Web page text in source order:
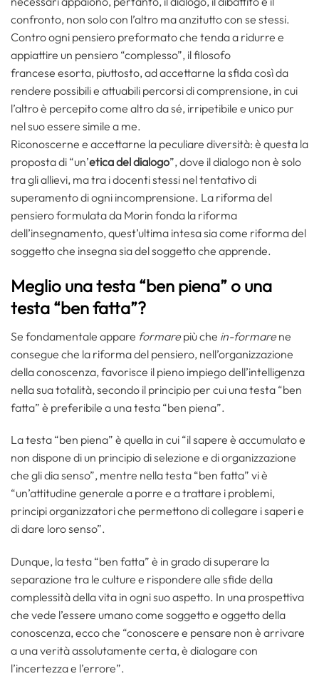
confronto, non solo con l’altro ma anzitutto con se stessi.
Contro ogni pensiero preformato che tenda a ridurre e
appiattire un pensiero “complesso”, il filosofo
francese esorta, piuttosto, ad accettarne la sfida così da
rendere possibili e attuabili percorsi di comprensione, in cui
l’altro è percepito come altro da sé, irripetibile e unico pur
nel suo essere simile a me.
Riconoscerne e accettarne la peculiare diversità: è questa la
proposta di “un’etica del dialogo”, dove il dialogo non è solo
tra gli allievi, ma tra i docenti stessi nel tentativo di
superamento di ogni incomprensione. La riforma del
pensiero formulata da Morin fonda la riforma
dell’insegnamento, quest’ultima intesa sia come riforma del
soggetto che insegna sia del soggetto che apprende.
Meglio una testa “ben piena” o una
testa “ben fatta”?
Se fondamentale appare formarepiù che in-formarene
consegue che la riforma del pensiero, nell’organizzazione
della conoscenza, favorisce il pieno impiego dell’intelligenza
nella sua totalità, secondo il principio per cui una testa “ben
fatta” è preferibile a una testa “ben piena”.
La testa “ben piena” è quella in cui “il sapere è accumulato e
non dispone di un principio di selezione e di organizzazione
che gli dia senso”, mentre nella testa “ben fatta” vi è
“un’attitudine generale a porre e a trattare i problemi,
principi organizzatori che permettono di collegare i saperi e
di dare loro senso”.
Dunque, la testa “ben fatta” è in grado di superare la
separazione tra le culture e rispondere alle sfide della
complessità della vita in ogni suo aspetto. In una prospettiva
che vede l’essere umano come soggetto e oggetto della
conoscenza, ecco che “conoscere e pensare non è arrivare
a una verità assolutamente certa, è dialogare con
l’incertezza e l’errore”.